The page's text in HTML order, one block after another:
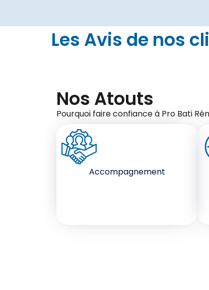
Les Avis de nos
Nos Atouts
Pourquoi faire confiance à Pro Bati
Accompagnement